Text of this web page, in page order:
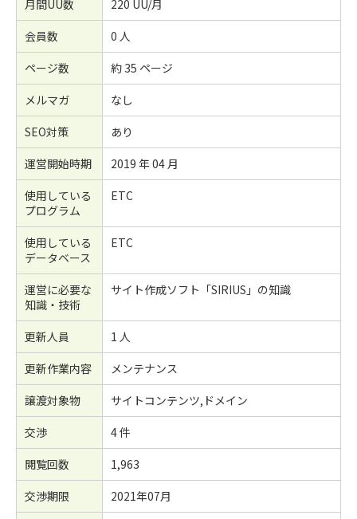
月間UU数
220 UU/月
会員数
0 人
ページ数
約 35 ページ
メルマガ
なし
SEO対策
あり
運営開始時期
2019 年 04 月
使用している
プログラム
ETC
使用している
データベース
ETC
運営に必要な
知識・技術
サイト作成ソフト「SIRIUS」の知識
更新人員
1 人
更新作業内容
メンテナンス
譲渡対象物
サイトコンテンツ,ドメイン
交渉
4 件
閲覧回数
1,963
交渉期限
2021年07月